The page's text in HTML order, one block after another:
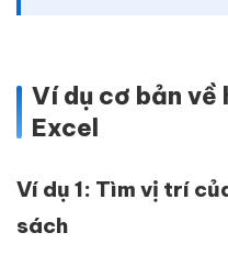
Ví dụ cơ bản về
Excel
Ví dụ 1: Tìm vị trí
sách